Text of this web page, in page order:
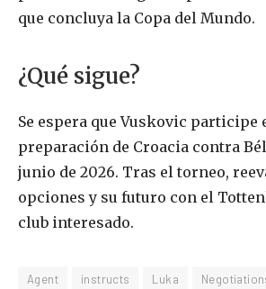
que concluya la Copa del Mundo.
¿Qué sigue?
Se espera que Vuskovic participe
preparación de Croacia contra
junio de 2026. Tras el torneo,
opciones y su futuro con el
club interesado.
Agent instructs Luka